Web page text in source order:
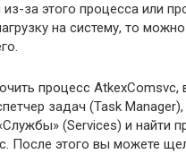
за этого процесса или
на систему, то
процесс AtkexComsvc,
задач (Task Manager),
(Services) и найти
После этого вы можете